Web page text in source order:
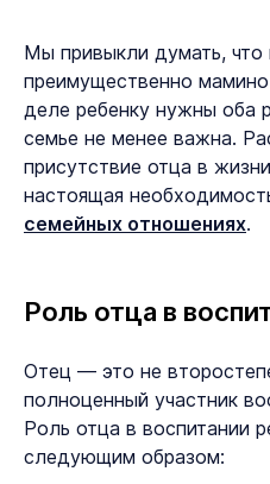
Мы привыкли думать,
преимущественно
деле ребенку нужны оба
семье не менее важна.
присутствие отца в
настоящая
семейных отношениях.
Роль отца в
Отец — это не
полноценный участник
Роль отца в воспитании
следующим образом: